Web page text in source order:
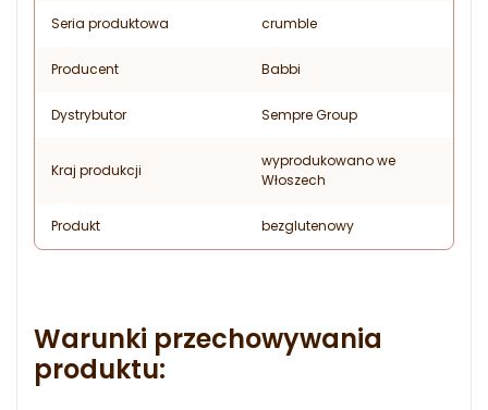
Seria produktowa crumble
Producent Babbi
Dystrybutor Sempre Group
Kraj produkcji
wyprodukowano we
Włoszech
Produkt bezglutenowy
Warunki przechowywania
produktu: